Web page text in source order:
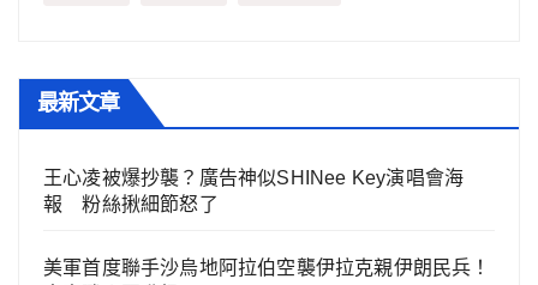
最新文章
王心凌被爆抄襲？廣告神似SHINee Key演唱會海
報 粉絲揪細節怒了
美軍首度聯手沙烏地阿拉伯空襲伊拉克親伊朗民兵！